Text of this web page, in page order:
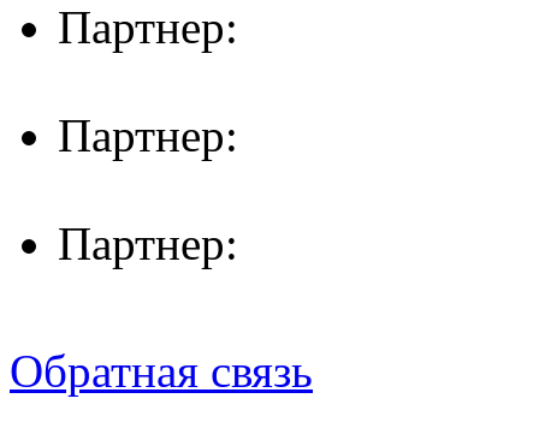
Партнер:
Партнер:
Партнер:
Обратная связь